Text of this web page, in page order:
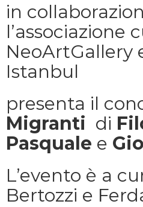
in
l’associazione
NeoArtGallery
Istanbul
presenta il
Migranti di
Pasquale e
L’evento è a
Bertozzi e